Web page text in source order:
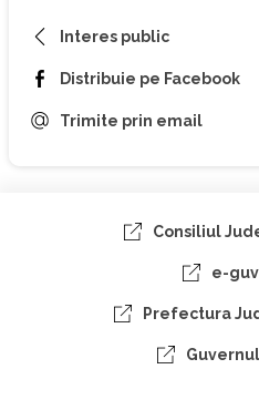
Interes public
Distribuie pe Facebook
Trimite prin email
Consiliul
e-
Prefectura